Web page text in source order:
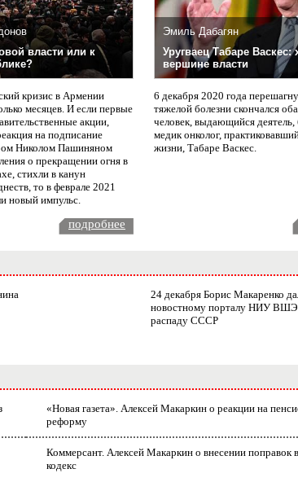
власти или к
кризис в Армении
месяцев. И если первые
акции,
на подписание
Николом Пашиняном
о прекращении огня в
стихли в канун
то в феврале 2021
новый импульс.
Эмиль Дабагян
Уругваец Табаре Васкес:
вершине власти
6 декабря 2020 года
тяжелой болезни скончался
человек, выдающийся
медик онколог,
жизни, Табаре Васкес.
подробнее
24 декабря Борис Макаренко
новостному порталу НИУ
распаду СССР
«Новая газета». Алексей Макаркин о реакции на
реформу
Коммерсант. Алексей Макаркин о внесении поправок
кодекс